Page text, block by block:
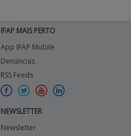
IFAP MAIS PERTO
App IFAP Mobile
Denúncias
RSS Feeds
NEWSLETTER
Newsletter